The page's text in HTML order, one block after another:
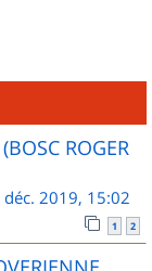
ROGER
déc. 2019, 15:02
1 2